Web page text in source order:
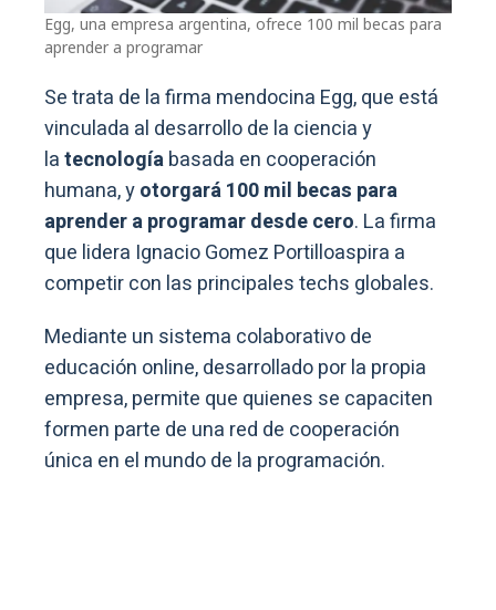
Egg, una empresa argentina, ofrece 100 mil becas para
aprender a programar
Se trata de la firma mendocina Egg, que está
vinculada al desarrollo de la ciencia y
latecnologíabasada en cooperación
humana, yotorgará 100 mil becas para
aprender a programar desde cero. La firma
que lidera Ignacio Gomez Portilloaspira a
competir con las principales techs globales.
Mediante un sistema colaborativo de
educación online, desarrollado por la propia
empresa, permite que quienes se capaciten
formen parte de una red de cooperación
única en el mundo de la programación.